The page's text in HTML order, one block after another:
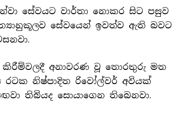
සේවයට වාර්තා නොකර සිට පසුව
සේවයෙන් ඉවත්ව ඇති බවට
කිරීම්වලදී අනාවරණ වූ තොරතුරු මත
රටක නිෂ්පාදිත රිවෝල්වර් අවියක්
තිබියද සොයාගෙන තිබෙනවා.